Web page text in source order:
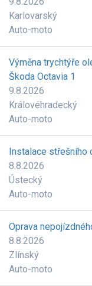
Karlovarský
Auto-moto
Výměna trychtýře
Škoda Octavia 1
9.8.2026
Královéhradecký
Auto-moto
Instalace střešního
8.8.2026
Ústecký
Auto-moto
Oprava
8.8.2026
Zlínský
Auto-moto